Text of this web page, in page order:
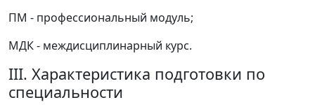
ПМ - профессиональный модуль;
МДК - междисциплинарный курс.
III. Характеристика подготовки по
специальности